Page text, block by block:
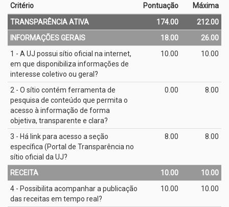
Critério Pontuação
Máxima
TRANSPARÊNCIA ATIVA
174.00
212.00
INFORMAÇÕES GERAIS
18.00
26.00
1 - A UJ possui sítio oficial na internet,
em que disponibiliza informações de
interesse coletivo ou geral?
10.00 10.00
2 - O sítio contém ferramenta de
pesquisa de conteúdo que permita o
acesso à informação de forma
objetiva, transparente e clara?
0.00 8.00
3 - Há link para acesso a seção
específica (Portal de Transparência no
sítio oficial da UJ?
8.00 8.00
RECEITA 10.00
10.00
4 - Possibilita acompanhar a publicação
das receitas em tempo real?
10.00 10.00